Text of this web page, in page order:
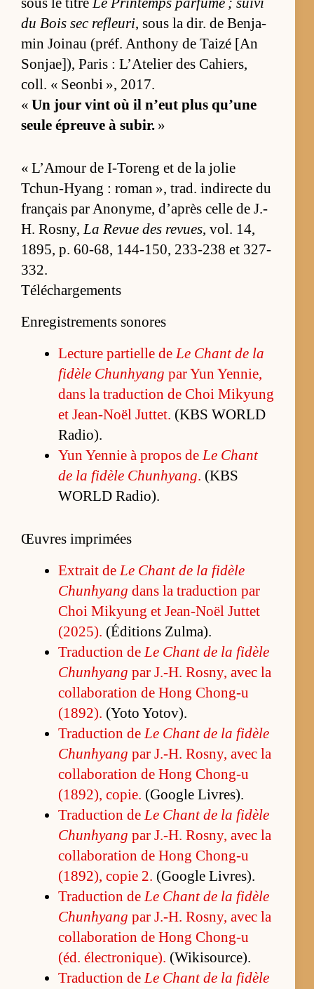
du Bois sec re­fleuri, sous la dir. de Benja­
min Joi­nau (préf. An­thony de Taizé [An
Sonjae]), Pa­ris : L’Ate­lier des Ca­hiers,
coll. « Seonbi », 2017.
« Un jour vint où il n’eut plus qu’une
seule épreuve à su­bir. »
« L’Amour de I-To­reng et de la jo­lie
Tchun-Hyang : ro­man », trad. in­di­recte du
français par Ano­ny­me, d’après celle de J.-
H. Ros­ny, La Re­vue des re­vues, vol. 14,
1895, p. 60-68, 144-150, 233-238 et 327-
332.
Téléchargements
Enregistrements sonores
Lec­ture par­tielle deLe Chant de la
fi­dèle Chun­hyang par Yun Yen­nie,
dans la tra­duc­tion de Choi Mi­kyung
et Jean-Noël Jut­tet. (KBS WORLD
Ra­dio).
Yun Yen­nie à pro­pos deLe Chant
de la fi­dèle Chun­hyang. (KBS
WORLD Ra­dio).
Œuvres imprimées
Ex­trait deLe Chant de la fi­dèle
Chun­hyang dans la tra­duc­tion par
Choi Mi­kyung et Jean-Noël Jut­tet
(2025). (É­di­tions Zul­ma).
Tra­duc­tion deLe Chant de la fi­dèle
Chun­hyang par J.-H. Ros­ny, avec la
col­la­bo­ra­tion de Hong Chong-u
(1892). (Yoto Yo­tov).
Tra­duc­tion deLe Chant de la fi­dèle
Chun­hyang par J.-H. Ros­ny, avec la
col­la­bo­ra­tion de Hong Chong-u
(1892), co­pie. (Google Li­vres).
Tra­duc­tion deLe Chant de la fi­dèle
Chun­hyang par J.-H. Ros­ny, avec la
col­la­bo­ra­tion de Hong Chong-u
(1892), co­pie 2. (Google Li­vres).
Tra­duc­tion deLe Chant de la fi­dèle
Chun­hyang par J.-H. Ros­ny, avec la
col­la­bo­ra­tion de Hong Chong-u
(éd. élec­tro­nique). (Wi­ki­sour­ce).
Tra­duc­tion deLe Chant de la fi­dèle